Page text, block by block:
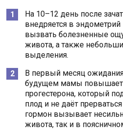
На 10–12 день после
внедряется в
вызвать болезненные
живота, а также
выделения.
В первый месяц
будущем мамы повышает
прогестерона, который
плод и не даёт
гормон вызывает
живота, так и в